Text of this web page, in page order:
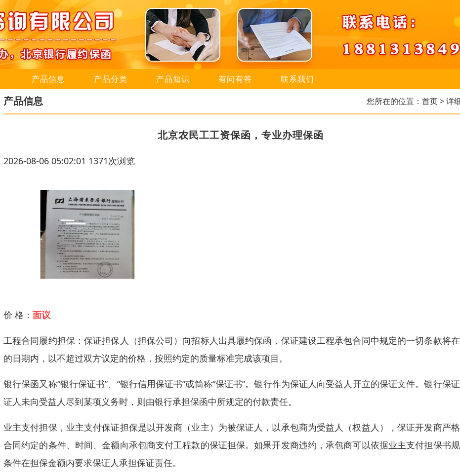
产品信息 产品分类 产品知识 有问有答 联系我们
产品信息 您所在的位置： 首页> 详
北京农民工工资保函，专业办理保函
2026-08-06 05:02:01 1371次浏览
价 格： 面议
工程合同履约担保：保证担保人（担保公司）向招标人出具履约保函，保证建设工程承包合同中规定的一切条款将
的日期内，以不超过双方议定的价格，按照约定的质量标准完成该项目。
银行保函又称“银行保证书”、“银行信用保证书”或简称“保证书”。银行作为保证人向受益人开立的保证文件。银行保
证人未向受益人尽到某项义务时，则由银行承担保函中所规定的付款责任。
业主支付担保，业主支付保证担保是以开发商（业主）为被保证人，以承包商为受益人（权益人），保证开发商严
合同约定的条件、时间、金额向承包商支付工程款的保证担保。如果开发商违约，承包商可以依据业主支付担保书
条件在担保金额内要求保证人承担保证责任。